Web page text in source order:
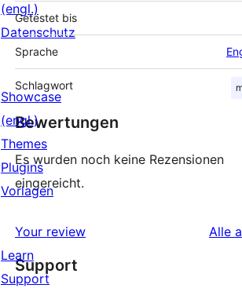
Getestet bis
Sprache
Schlagwort
Bewertungen
Es wurden noch keine Rezensionen
eingereicht.
Your review Alle
Support
(engl.)
Datenschutz
Showcase
(engl.)
Themes
Plugins
Vorlagen
Learn
Support